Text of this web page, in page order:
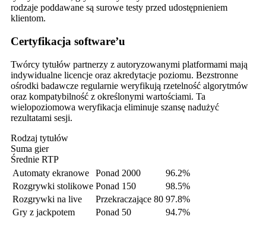
rodzaje poddawane są surowe testy przed udostępnieniem
klientom.
Certyfikacja software’u
Twórcy tytułów partnerzy z autoryzowanymi platformami mają
indywidualne licencje oraz akredytacje poziomu. Bezstronne
ośrodki badawcze regularnie weryfikują rzetelność algorytmów
oraz kompatybilność z określonymi wartościami. Ta
wielopoziomowa weryfikacja eliminuje szansę nadużyć
rezultatami sesji.
Rodzaj tytułów
Suma gier
Średnie RTP
Automaty ekranowe
Ponad 2000
96.2%
Rozgrywki stolikowe Ponad 150
98.5%
Rozgrywki na live
Przekraczające 80 97.8%
Gry z jackpotem
Ponad 50 94.7%